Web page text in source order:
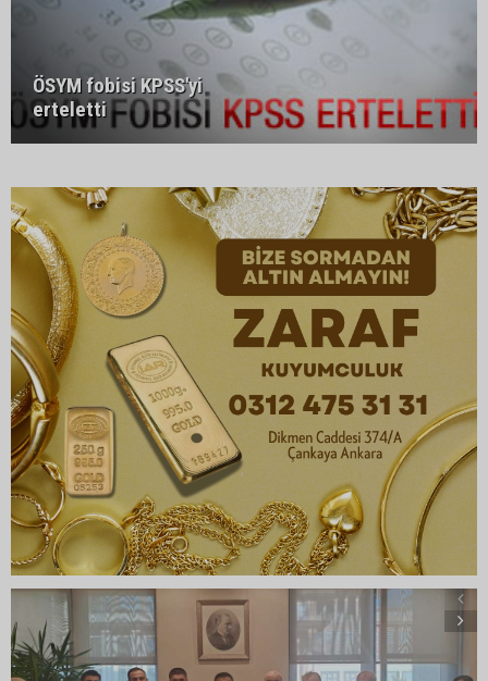
ÖSYM fobisi KPSS'yi
erteletti